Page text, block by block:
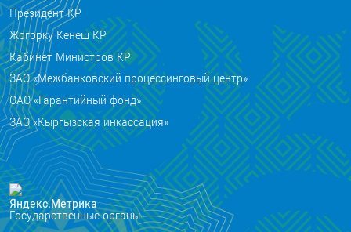
Президент КР
Жогорку Кенеш КР
Кабинет Министров КР
ЗАО «Межбанковский процессинговый центр»
ОАО «Гарантийный фонд»
ЗАО «Кыргызская инкассация»
Государственные органы